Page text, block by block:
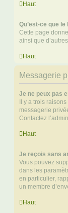
Haut
Qu’est-ce que le
Cette page
ainsi que
Haut
Messagerie
Je ne peux pas
Il y a trois
messagerie
Contactez
Haut
Je reçois sans
Vous pouvez
dans les
en particulier,
un membre
Haut